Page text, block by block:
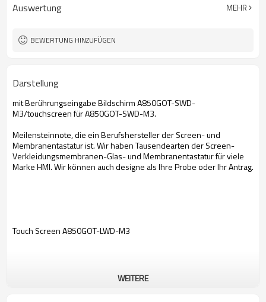
Auswertung MEHR
BEWERTUNG HINZUFÜGEN
Darstellung
mit Berührungseingabe Bildschirm A850GOT-SWD-
M3/touchscreen für A850GOT-SWD-M3.
Meilensteinnote, die ein Berufshersteller der Screen- und
Membranentastatur ist. Wir haben Tausendearten der Screen-
Verkleidungsmembranen-Glas- und Membranentastatur für viele
Marke HMI. Wir können auch designe als Ihre Probe oder Ihr Antrag.
Touch Screen A850GOT-LWD-M3
WEITERE